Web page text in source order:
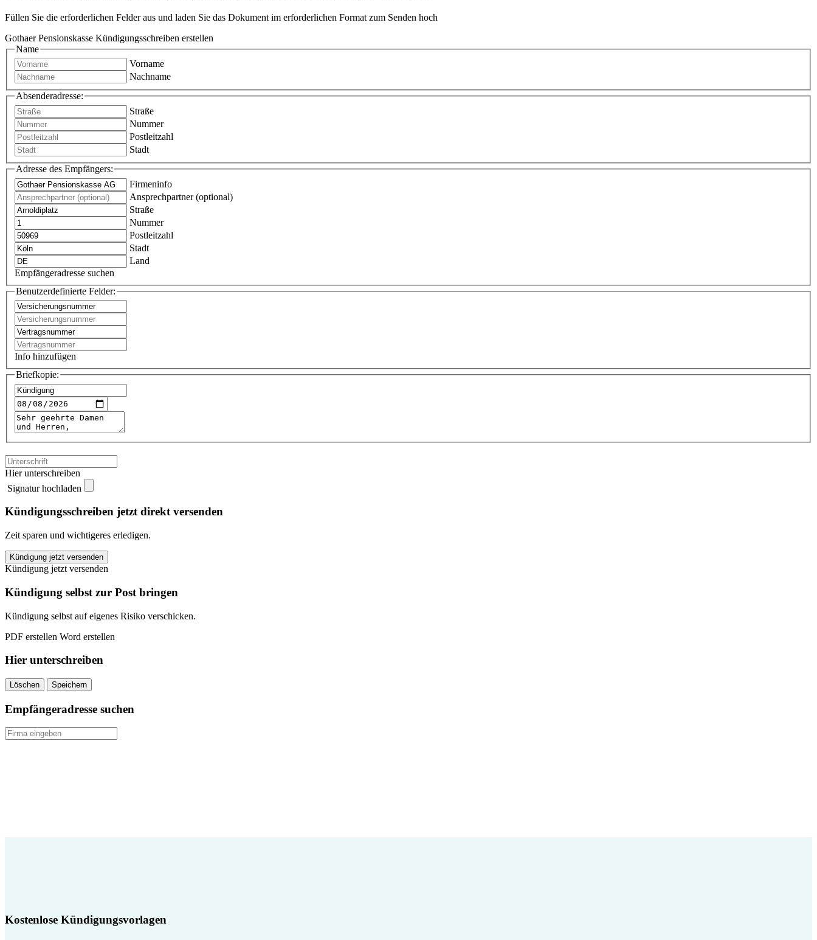
Füllen Sie die erforderlichen Felder aus und laden Sie das Dokument im erforderlichen Format zum Senden hoch
Gothaer Pensionskasse Kündigungsschreiben erstellen
Name
Vorname
Nachname
Absenderadresse:
Straße
Nummer
Postleitzahl
Stadt
Adresse des Empfängers:
Firmeninfo
Ansprechpartner (optional)
Straße
Nummer
Postleitzahl
Stadt
Land
Empfängeradresse suchen
Benutzerdefinierte Felder:
Info hinzufügen
Briefkopie:
Hier unterschreiben
Signatur hochladen
Kündigungsschreiben jetzt direkt versenden
Zeit sparen und wichtigeres erledigen.
Gothaer
Pensionskasse
kündigen
quantity
Kündigung jetzt versenden
Kündigung jetzt versenden
Kündigung selbst zur Post bringen
Kündigung selbst auf eigenes Risiko verschicken.
PDF erstellen Word erstellen
Hier unterschreiben
Löschen Speichern
Empfängeradresse suchen
Kostenlose Kündigungsvorlagen